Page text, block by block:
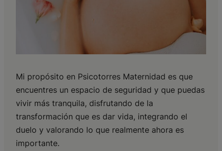
Mi propósito en Psicotorres Maternidad es que
encuentres un espacio de seguridad y que puedas
vivir más tranquila, disfrutando de la
transformación que es dar vida, integrando el
duelo y valorando lo que realmente ahora es
importante.